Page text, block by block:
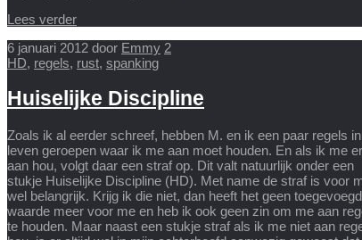
Lees verder
6 januari 2012 door Emmy 2
HD, regels, rust, spanking
Huiselijke Discipline
Zoals ik al eerder schreef, hebben M. en ik een paar regels
leven geroepen waar ik me aan moet houden. En als ik me
aan hou, volgt daar een straf op. Dit valt natuurlijk onder een
stukje Huiselijke Discipline (HD). Met name de straf is voor
wel belangrijk. Krijg ik die niet, dan heeft het geen
waarde meer voor me en heb ik ook geen zin om me aan
te houden. Maar naast een stukje straf als ik me niet aan